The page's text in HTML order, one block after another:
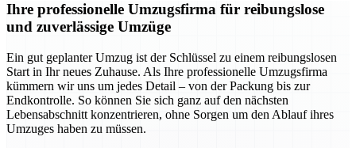
Ihre professionelle Umzugsfirma für reibungslose
und zuverlässige Umzüge
Ein gut geplanter Umzug ist der Schlüssel zu einem reibungslosen
Start in Ihr neues Zuhause. Als Ihre professionelle Umzugsfirma
kümmern wir uns um jedes Detail – von der Packung bis zur
Endkontrolle. So können Sie sich ganz auf den nächsten
Lebensabschnitt konzentrieren, ohne Sorgen um den Ablauf ihres
Umzuges haben zu müssen.